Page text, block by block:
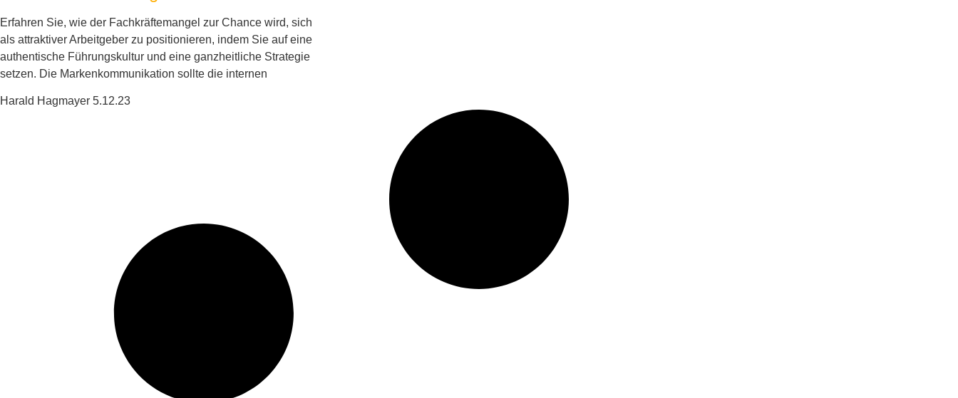
Erfahren Sie, wie der Fachkräftemangel zur Chance wird, sich
als attraktiver Arbeitgeber zu positionieren, indem Sie auf eine
authentische Führungskultur und eine ganzheitliche Strategie
setzen. Die Markenkommunikation sollte die internen
Harald Hagmayer 5.12.23